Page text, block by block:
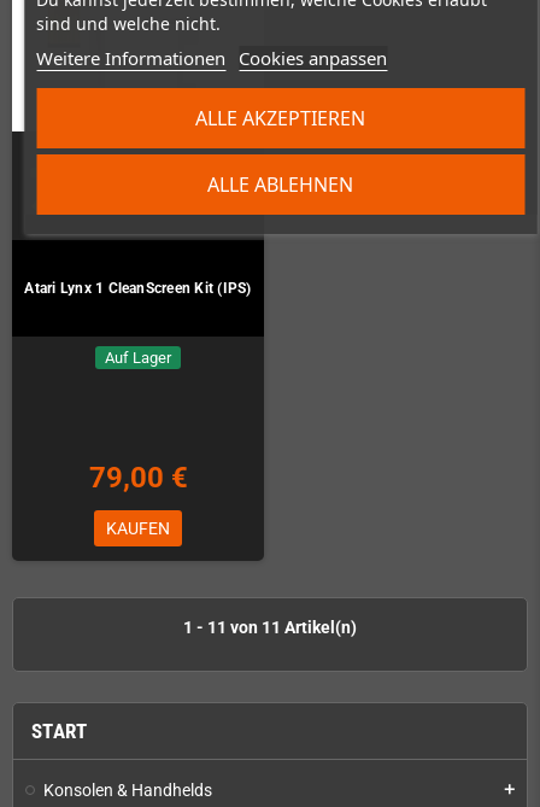
sind und welche nicht.
Weitere Informationen Cookies anpassen
ALLE ABLEHNEN
ALLE AKZEPTIEREN
START
Konsolen & Handhelds add
Atari Lynx 1 CleanScreen Kit (IPS)
Auf Lager
79,00 €
KAUFEN
1 - 11 von 11 Artikel(n)